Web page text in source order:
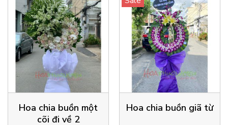
Hoa chia buồn một
cõi đi về 2
Hoa chia buồn giã từ